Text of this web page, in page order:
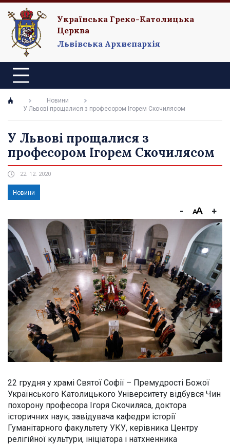
Українська Греко-Католицька
Церква
Львівська Архиєпархія
Новини
У Львові прощалися з професором Ігорем Скочилясом
У Львові прощалися з
професором Ігорем Скочилясом
22. 12. 2020
Новини
- +
22 грудня у храмі Святої Софії – Премудрості Божої
Українського Католицького Університету відбувся Чин
похорону професора Ігоря Скочиляса, доктора
історичних наук, завідувача кафедри історії
Гуманітарного факультету УКУ, керівника Центру
релігійної культури, ініціатора і натхненника